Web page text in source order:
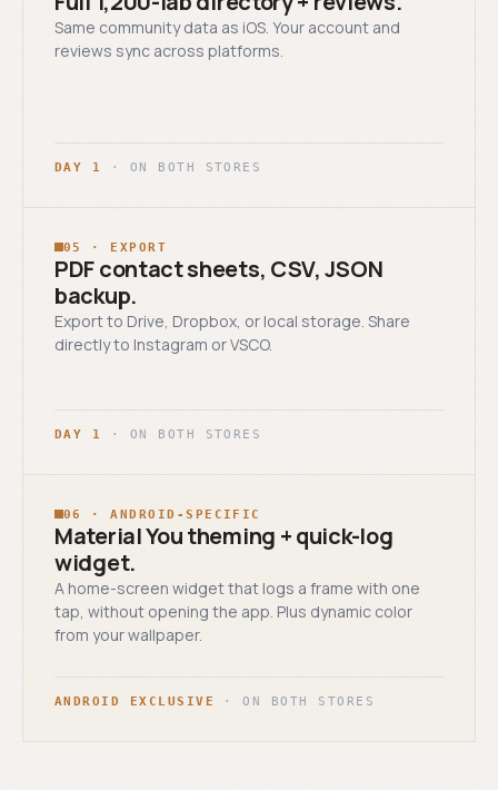
Same community data as iOS. Your account and
reviews sync across platforms.
DAY 1 · ON BOTH STORES
05 · EXPORT
PDF contact sheets, CSV, JSON
backup.
Export to Drive, Dropbox, or local storage. Share
directly to Instagram or VSCO.
DAY 1 · ON BOTH STORES
06 · ANDROID-SPECIFIC
Material You theming + quick-log
widget.
A home-screen widget that logs a frame with one
tap, without opening the app. Plus dynamic color
from your wallpaper.
ANDROID EXCLUSIVE · ON BOTH STORES